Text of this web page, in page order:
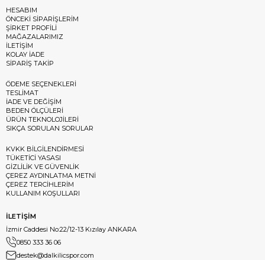
HESABIM
ÖNCEKİ SİPARİŞLERİM
ŞİRKET PROFİLİ
MAĞAZALARIMIZ
İLETİŞİM
KOLAY İADE
SİPARİŞ TAKİP
ÖDEME SEÇENEKLERİ
TESLİMAT
İADE VE DEĞİŞİM
BEDEN ÖLÇÜLERİ
ÜRÜN TEKNOLOJİLERİ
SIKÇA SORULAN SORULAR
KVKK BİLGİLENDİRMESİ
TÜKETİCİ YASASI
GİZLİLİK VE GÜVENLİK
ÇEREZ AYDINLATMA METNİ
ÇEREZ TERCİHLERİM
KULLANIM KOŞULLARI
İLETİŞİM
İzmir Caddesi No:22/12-13 Kızılay ANKARA
0850 333 36 06
destek@dalkilicspor.com